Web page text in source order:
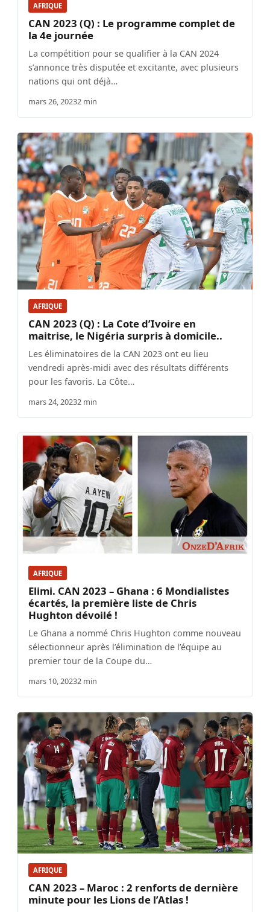
AFRIQUE
CAN 2023 (Q) : Le programme complet de
la 4e journée
La compétition pour se qualifier à la CAN 2024
s’annonce très disputée et excitante, avec plusieurs
nations qui ont déjà…
mars 26, 20232 min
AFRIQUE
CAN 2023 (Q) : La Cote d’Ivoire en
maitrise, le Nigéria surpris à domicile..
Les éliminatoires de la CAN 2023 ont eu lieu
vendredi après-midi avec des résultats différents
pour les favoris. La Côte…
mars 24, 20232 min
AFRIQUE
Elimi. CAN 2023 – Ghana : 6 Mondialistes
écartés, la première liste de Chris
Hughton dévoilé !
Le Ghana a nommé Chris Hughton comme nouveau
sélectionneur après l’élimination de l’équipe au
premier tour de la Coupe du…
mars 10, 20232 min
AFRIQUE
CAN 2023 – Maroc : 2 renforts de dernière
minute pour les Lions de l’Atlas !